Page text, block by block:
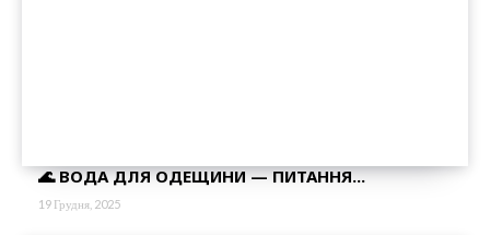
🌊 ВОДА ДЛЯ ОДЕЩИНИ — ПИТАННЯ...
19 Грудня, 2025